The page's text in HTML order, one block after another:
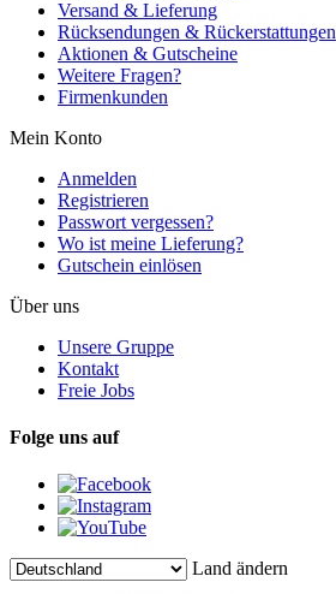
Versand & Lieferung
Rücksendungen & Rückerstattungen
Aktionen & Gutscheine
Weitere Fragen?
Firmenkunden
Mein Konto
Anmelden
Registrieren
Passwort vergessen?
Wo ist meine Lieferung?
Gutschein einlösen
Über uns
Unsere Gruppe
Kontakt
Freie Jobs
Folge uns auf
Land ändern